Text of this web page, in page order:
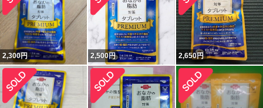
2,300円 2,500円 2,650円